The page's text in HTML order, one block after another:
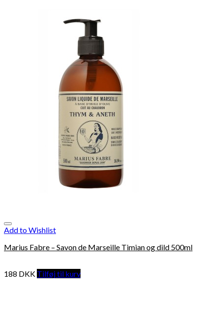
Add to Wishlist
Marius Fabre – Savon de Marseille Timian og dild 500ml
188 DKK Tilføj til kurv